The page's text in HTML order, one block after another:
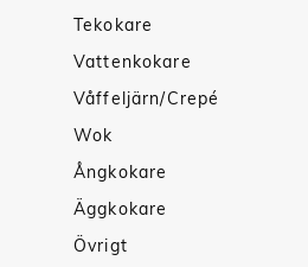
Tekokare
Vattenkokare
Våffeljärn/Crepé
Wok
Ångkokare
Äggkokare
Övrigt